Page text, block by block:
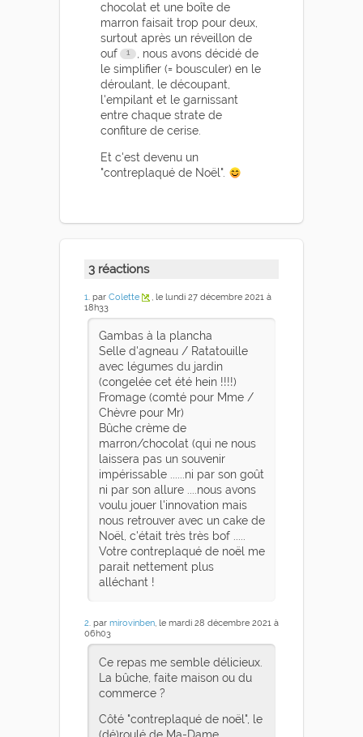
chocolat et une boîte de
marron faisait trop pour deux,
surtout après un réveillon de
ouf
, nous avons décidé de
le simplifier (= bousculer) en le
déroulant, le découpant,
l'empilant et le garnissant
entre chaque strate de
confiture de cerise.
Et c'est devenu un
"contreplaqué de Noël".
3 réactions
1. par Colette
, le lundi 27 décembre 2021 à
18h33
Gambas à la plancha
Selle d'agneau / Ratatouille
avec légumes du jardin
(congelée cet été hein !!!!)
Fromage (comté pour Mme /
Chèvre pour Mr)
Bûche crème de
marron/chocolat (qui ne nous
laissera pas un souvenir
impérissable ......ni par son goût
ni par son allure ....nous avons
voulu jouer l'innovation mais
nous retrouver avec un cake de
Noël, c'était très très bof .....
Votre contreplaqué de noël me
parait nettement plus
alléchant !
2. par mirovinben, le mardi 28 décembre 2021 à
06h03
Ce repas me semble délicieux.
La bûche, faite maison ou du
commerce ?
Côté "contreplaqué de noël", le